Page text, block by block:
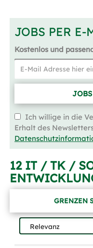
JOBS PER E-
Kostenlos und
Ich willige in die
Erhalt des
12 IT / TK /
GRENZEN